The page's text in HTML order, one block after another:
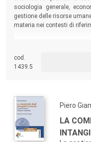
sociologia generale,
gestione delle risorse
materia nei contesti di
cod.
1439.5
Piero
LA